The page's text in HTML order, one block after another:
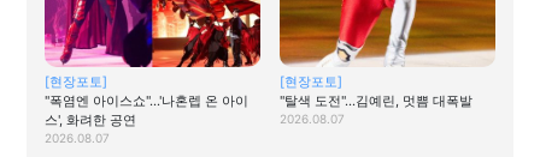
[현장포토]
"폭염엔 아이스쇼"…'나혼렙 온 아이
스', 화려한 공연
2026.08.07
[현장포토]
"탈색 도전"…김예린, 멋쁨 대폭발
2026.08.07